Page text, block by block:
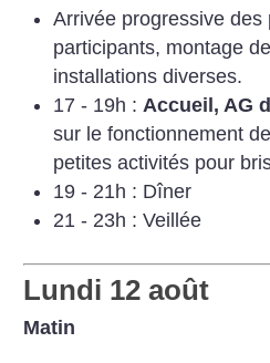
Arrivée progressive des
participants, montage
installations diverses.
17 - 19h : Accueil, AG
sur le fonctionnement
petites activités pour
19 - 21h : Dîner
21 - 23h : Veillée
Lundi 12 août
Matin